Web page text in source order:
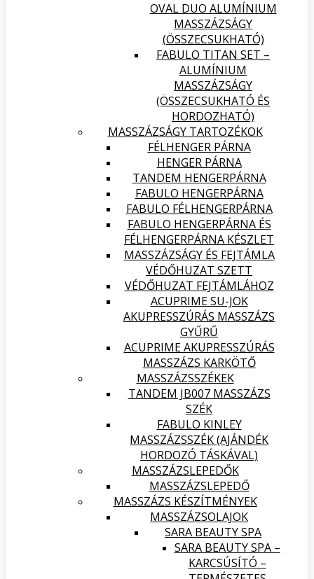
OVAL DUO ALUMÍNIUM
MASSZÁZSÁGY
(ÖSSZECSUKHATÓ)
FABULO TITAN SET –
ALUMÍNIUM
MASSZÁZSÁGY
(ÖSSZECSUKHATÓ ÉS
HORDOZHATÓ)
MASSZÁZSÁGY TARTOZÉKOK
FÉLHENGER PÁRNA
HENGER PÁRNA
TANDEM HENGERPÁRNA
FABULO HENGERPÁRNA
FABULO FÉLHENGERPÁRNA
FABULO HENGERPÁRNA ÉS
FÉLHENGERPÁRNA KÉSZLET
MASSZÁZSÁGY ÉS FEJTÁMLA
VÉDŐHUZAT SZETT
VÉDŐHUZAT FEJTÁMLÁHOZ
ACUPRIME SU-JOK
AKUPRESSZÚRÁS MASSZÁZS
GYŰRŰ
ACUPRIME AKUPRESSZÚRÁS
MASSZÁZS KARKÖTŐ
MASSZÁZSSZÉKEK
TANDEM JB007 MASSZÁZS
SZÉK
FABULO KINLEY
MASSZÁZSSZÉK (AJÁNDÉK
HORDOZÓ TÁSKÁVAL)
MASSZÁZSLEPEDŐK
MASSZÁZSLEPEDŐ
MASSZÁZS KÉSZÍTMÉNYEK
MASSZÁZSOLAJOK
SARA BEAUTY SPA
SARA BEAUTY SPA –
KARCSÚSÍTÓ –